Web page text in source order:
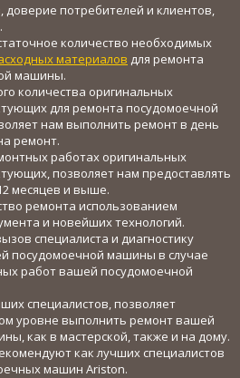
доверие потребителей и клиентов,
количество необходимых
материалов для ремонта
машины.
количества оригинальных
для ремонта посудомоечной
нам выполнить ремонт в день
ремонт.
работах оригинальных
позволяет нам предоставлять
месяцев и выше.
ремонта использованием
и новейших технологий.
специалиста и диагностику
посудомоечной машины в случае
работ вашей посудомоечной
специалистов, позволяет
уровне выполнить ремонт вашей
как в мастерской, также и на дому.
как лучших специалистов
машин Ariston.